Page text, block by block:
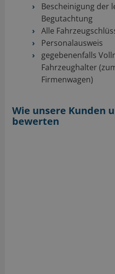
Bescheinigung der
Begutachtung
Alle
Personalausweis
gegebenenfalls
Fahrzeughalter
Firmenwagen)
Wie unsere Kunden
bewerten